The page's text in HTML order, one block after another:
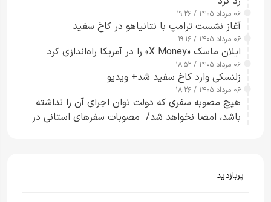
۰۶ مرداد ۱۴۰۵ / ۱۹:۲۶
آغاز نشست ترامپ با نتانیاهو در کاخ سفید
۰۶ مرداد ۱۴۰۵ / ۱۹:۱۶
ایلان ماسک «X Money» را در آمریکا راه‌اندازی کرد
۰۶ مرداد ۱۴۰۵ / ۱۸:۵۲
زلنسکی وارد کاخ سفید شد+ ویدیو
۰۶ مرداد ۱۴۰۵ / ۱۸:۲۶
هیچ مصوبه سفری که دولت توان اجرای آن را نداشته
باشد، امضا نخواهد شد/ مصوبات سفرهای استانی در
پربازدید